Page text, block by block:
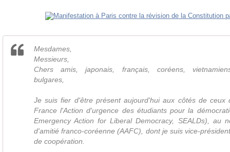
Mesdames,
Messieurs,
Chers amis, japonais, français, coréens,
bulgares,
Je suis fier d'être présent aujourd'hui aux côtés de ceux
France l'Action d'urgence des étudiants pour la
Emergency Action for Liberal Democracy, SEALDs), au
d'amitié franco-coréenne (AAFC), dont je suis vice-
de coopération.